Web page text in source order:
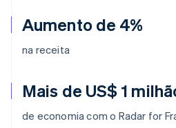
Aumento de 4%
na receita
Mais de US$ 1
de economia com o Radar for